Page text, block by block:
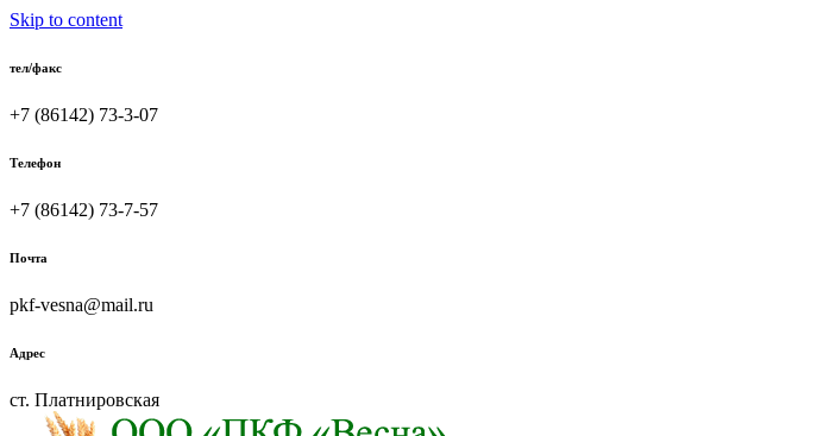
Skip to content
тел/факс
+7 (86142) 73-3-07
Телефон
+7 (86142) 73-7-57
Почта
pkf-vesna@mail.ru
Адрес
ст. Платнировская